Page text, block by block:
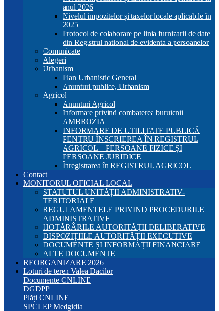
anul 2026
Nivelul impozitelor și taxelor locale aplicabile în
2025
Protocol de colaborare pe linia furnizarii de date
din Registrul national de evidenta a persoanelor
Comunicate
Alegeri
Urbanism
Plan Urbanistic General
Anunturi publice, Urbanism
Agricol
Anunturi Agricol
Informare privind combaterea buruienii
AMBROZIA
INFORMARE DE UTILITATE PUBLICĂ
PENTRU ÎNSCRIEREA ÎN REGISTRUL
AGRICOL – PERSOANE FIZICE ȘI
PERSOANE JURIDICE
Înregistrarea în REGISTRUL AGRICOL
Contact
MONITORUL OFICIAL LOCAL
STATUTUL UNITĂȚII ADMINISTRATIV-
TERITORIALE
REGULAMENTELE PRIVIND PROCEDURILE
ADMINISTRATIVE
HOTĂRÂRILE AUTORITĂȚII DELIBERATIVE
DISPOZIȚIILE AUTORITĂȚII EXECUTIVE
DOCUMENTE ȘI INFORMAȚII FINANCIARE
ALTE DOCUMENTE
REORGANIZARE 2026
Loturi de teren Valea Dacilor
Documente ONLINE
DGDPP
Plăți ONLINE
SPCLEP Medgidia